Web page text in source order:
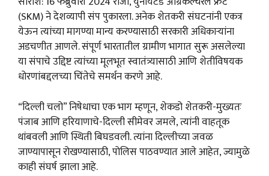
(SKM) ने देशव्यापी संप पुकारला. अनेक शेतकरी संघटनांनी एकत्र
येऊन त्यांच्या मागण्या मान्य करण्यासाठी सरकारी अधिकाऱ्यांना
अडचणीत आणले. संपूर्ण भारतातील ग्रामीण भागात सुरू असलेल्या
या संपाचे उद्दिष्ट त्यांच्या मूलभूत स्वातंत्र्यासाठी आणि शेतीविषयक
धोरणांबद्दलच्या चिंतेचे समर्थन करणे आहे.
“दिल्ली चलो” निषेधाचा एक भाग म्हणून, शेकडो शेतकरी-मुख्यतः
पंजाब आणि हरियाणाचे-दिल्ली सीमेवर जमले, त्यांनी वाहतूक
थांबवली आणि स्थिती बिघडवली. त्यांना दिल्लीच्या जवळ
जाण्यापासून रोखण्यासाठी, पोलिस पाठवण्यात आले आहेत, ज्यामुळे
काही संघर्ष झाला आहे.